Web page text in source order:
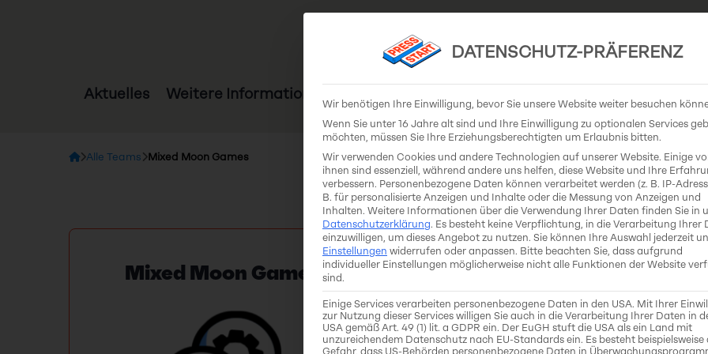
Aktuelles Weitere Informationen
Alle Teams Mixed Moon Games
MONARCHS AT PLAY
Rundenbasierte 4X-Strategie
Einfache Regeln, tiefgründige
Mixed Moon Games
DATENSCHUTZ-PRÄFERENZ
Wir benötigen Ihre Einwilligung, bevor Sie unsere Website weiter besuchen
Wenn Sie unter 16 Jahre alt sind und Ihre Einwilligung zu optionalen Services
möchten, müssen Sie Ihre Erziehungsberechtigten um Erlaubnis bitten.
Wir verwenden Cookies und andere Technologien auf unserer Website. Einige
ihnen sind essenziell, während andere uns helfen, diese Website und Ihre
verbessern. Personenbezogene Daten können verarbeitet werden (z. B. IP-
B. für personalisierte Anzeigen und Inhalte oder die Messung von Anzeigen und
Inhalten. Weitere Informationen über die Verwendung Ihrer Daten finden Sie in
Datenschutzerklärung. Es besteht keine Verpflichtung, in die Verarbeitung Ihrer
einzuwilligen, um dieses Angebot zu nutzen. Sie können Ihre Auswahl jederzeit
Einstellungen widerrufen oder anpassen. Bitte beachten Sie, dass aufgrund
individueller Einstellungen möglicherweise nicht alle Funktionen der Website
sind.
Einige Services verarbeiten personenbezogene Daten in den USA. Mit Ihrer
zur Nutzung dieser Services willigen Sie auch in die Verarbeitung Ihrer Daten in
USA gemäß Art. 49 (1) lit. a GDPR ein. Der EuGH stuft die USA als ein Land mit
unzureichendem Datenschutz nach EU-Standards ein. Es besteht beispielsweise
Gefahr, dass US-Behörden personenbezogene Daten in